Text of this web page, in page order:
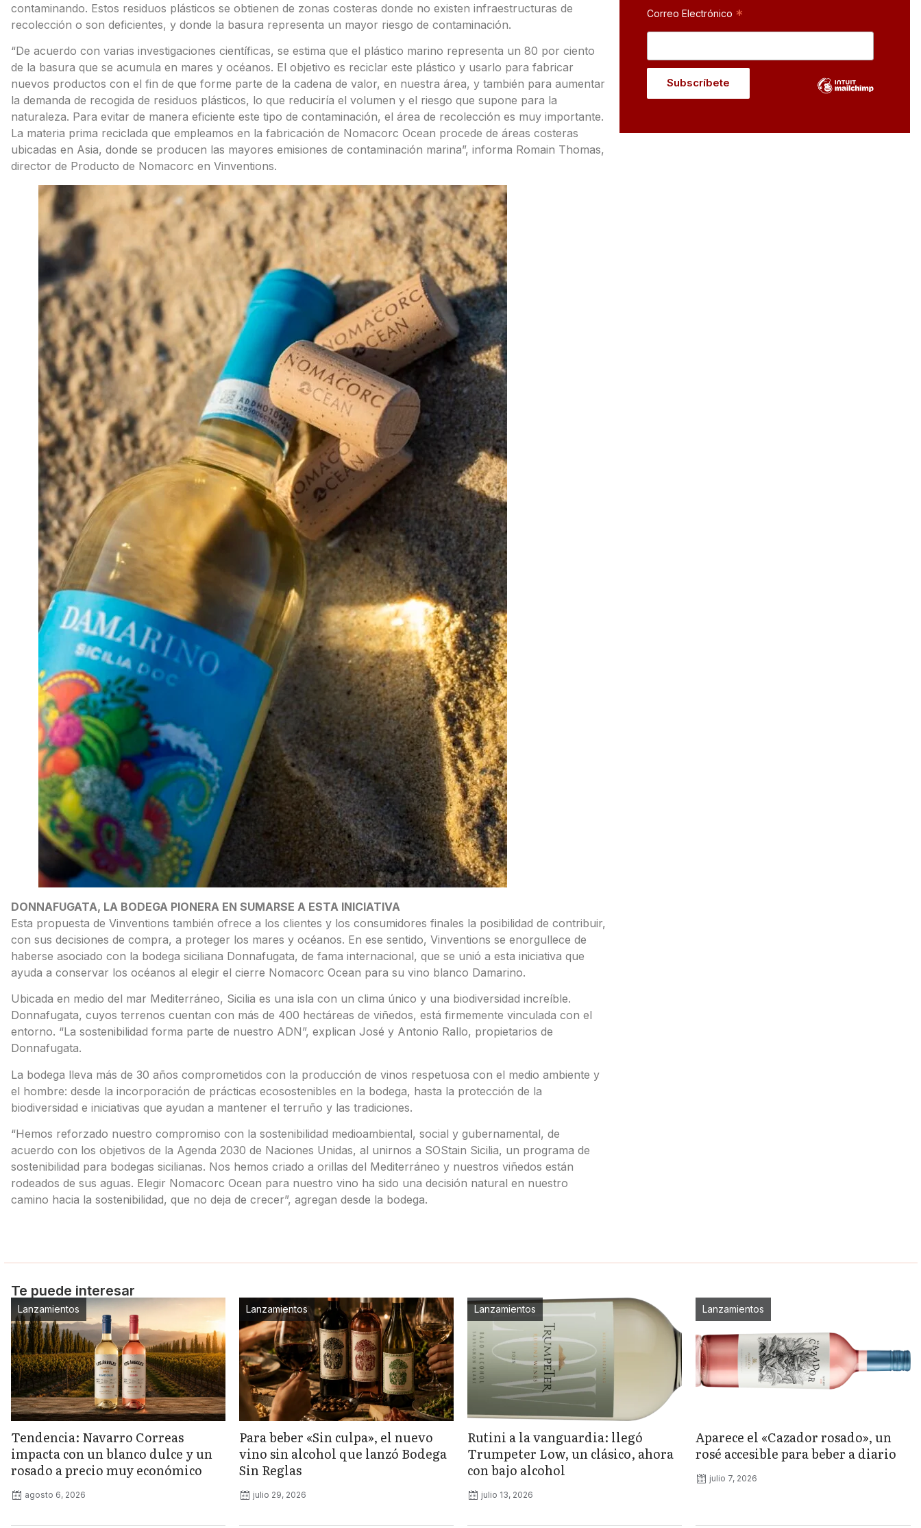
contaminando. Estos residuos plásticos se obtienen de zonas costeras donde no existen infraestructuras de
recolección o son deficientes, y donde la basura representa un mayor riesgo de contaminación.
“De acuerdo con varias investigaciones científicas, se estima que el plástico marino representa un 80 por ciento
de la basura que se acumula en mares y océanos. El objetivo es reciclar este plástico y usarlo para fabricar
nuevos productos con el fin de que forme parte de la cadena de valor, en nuestra área, y también para aumentar
la demanda de recogida de residuos plásticos, lo que reduciría el volumen y el riesgo que supone para la
naturaleza. Para evitar de manera eficiente este tipo de contaminación, el área de recolección es muy importante.
La materia prima reciclada que empleamos en la fabricación de Nomacorc Ocean procede de áreas costeras
ubicadas en Asia, donde se producen las mayores emisiones de contaminación marina”, informa Romain Thomas,
director de Producto de Nomacorc en Vinventions.
DONNAFUGATA, LA BODEGA PIONERA EN SUMARSE A ESTA INICIATIVA
Esta propuesta de Vinventions también ofrece a los clientes y los consumidores finales la posibilidad de contribuir,
con sus decisiones de compra, a proteger los mares y océanos. En ese sentido, Vinventions se enorgullece de
haberse asociado con la bodega siciliana Donnafugata, de fama internacional, que se unió a esta iniciativa que
ayuda a conservar los océanos al elegir el cierre Nomacorc Ocean para su vino blanco Damarino.
Ubicada en medio del mar Mediterráneo, Sicilia es una isla con un clima único y una biodiversidad increíble.
Donnafugata, cuyos terrenos cuentan con más de 400 hectáreas de viñedos, está firmemente vinculada con el
entorno. “La sostenibilidad forma parte de nuestro ADN”, explican José y Antonio Rallo, propietarios de
Donnafugata.
La bodega lleva más de 30 años comprometidos con la producción de vinos respetuosa con el medio ambiente y
el hombre: desde la incorporación de prácticas ecosostenibles en la bodega, hasta la protección de la
biodiversidad e iniciativas que ayudan a mantener el terruño y las tradiciones.
“Hemos reforzado nuestro compromiso con la sostenibilidad medioambiental, social y gubernamental, de
acuerdo con los objetivos de la Agenda 2030 de Naciones Unidas, al unirnos a SOStain Sicilia, un programa de
sostenibilidad para bodegas sicilianas. Nos hemos criado a orillas del Mediterráneo y nuestros viñedos están
rodeados de sus aguas. Elegir Nomacorc Ocean para nuestro vino ha sido una decisión natural en nuestro
camino hacia la sostenibilidad, que no deja de crecer”, agregan desde la bodega.
Correo Electrónico *
Te puede interesar
Lanzamientos
Tendencia: Navarro Correas
impacta con un blanco dulce y un
rosado a precio muy económico
agosto 6, 2026
Lanzamientos
Para beber «Sin culpa», el nuevo
vino sin alcohol que lanzó Bodega
Sin Reglas
julio 29, 2026
Lanzamientos
Rutini a la vanguardia: llegó
Trumpeter Low, un clásico, ahora
con bajo alcohol
julio 13, 2026
Lanzamientos
Aparece el «Cazador rosado», un
rosé accesible para beber a diario
julio 7, 2026